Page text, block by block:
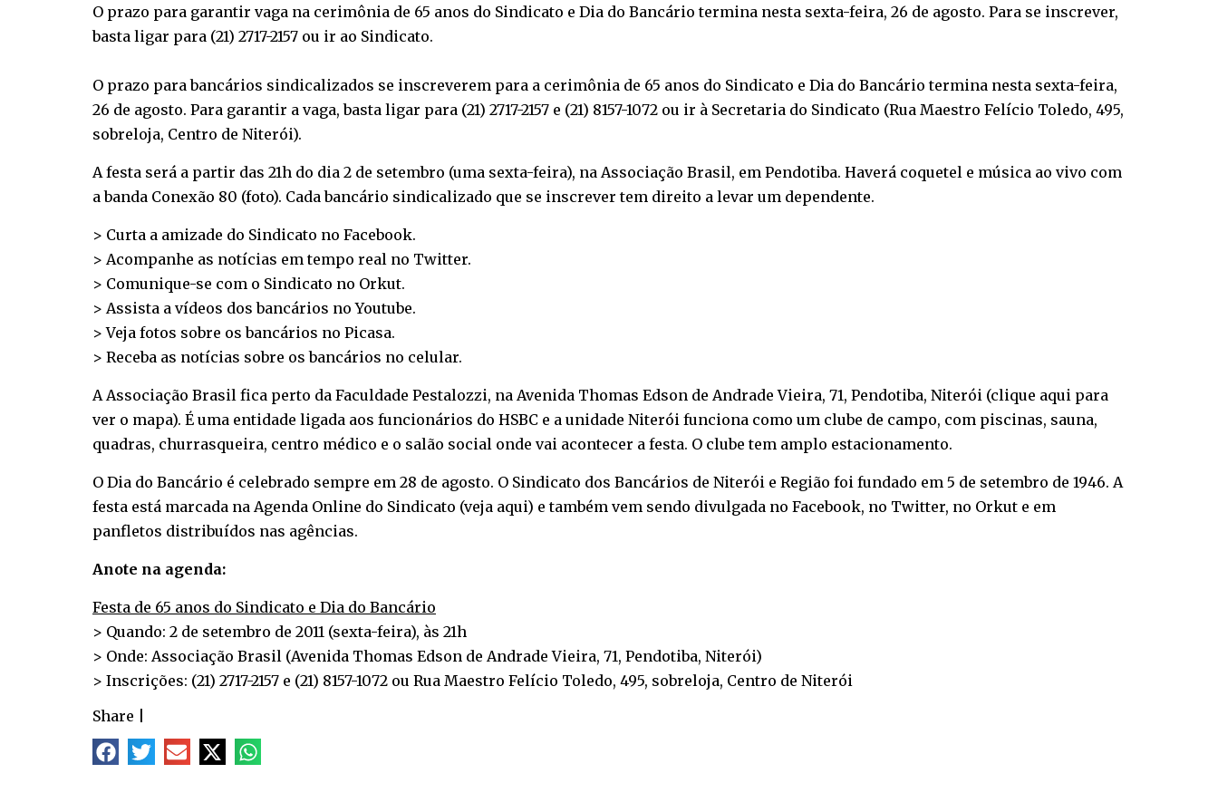
O prazo para garantir vaga na cerimônia de 65 anos do Sindicato e Dia do Bancário termina nesta sexta-feira, 26 de agosto. Para se inscrever,
basta ligar para (21) 2717-2157 ou ir ao Sindicato.
O prazo para bancários sindicalizados se inscreverem para a cerimônia de 65 anos do Sindicato e Dia do Bancário termina nesta sexta-feira,
26 de agosto. Para garantir a vaga, basta ligar para (21) 2717-2157 e (21) 8157-1072 ou ir à Secretaria do Sindicato (Rua Maestro Felício Toledo, 495,
sobreloja, Centro de Niterói).
A festa será a partir das 21h do dia 2 de setembro (uma sexta-feira), na Associação Brasil, em Pendotiba. Haverá coquetel e música ao vivo com
a banda Conexão 80 (foto). Cada bancário sindicalizado que se inscrever tem direito a levar um dependente.
> Curta a amizade do Sindicato no Facebook.
> Acompanhe as notícias em tempo real no Twitter.
> Comunique-se com o Sindicato no Orkut.
> Assista a vídeos dos bancários noYoutube.
> Veja fotos sobre os bancários no Picasa.
> Receba as notícias sobre os bancários no celular.
A Associação Brasil fica perto da Faculdade Pestalozzi, na Avenida Thomas Edson de Andrade Vieira, 71, Pendotiba, Niterói (clique aqui para
ver o mapa). É uma entidade ligada aos funcionários do HSBC e a unidade Niterói funciona como um clube de campo, com piscinas, sauna,
quadras, churrasqueira, centro médico e o salão social onde vai acontecer a festa. O clube tem amplo estacionamento.
O Dia do Bancário é celebrado sempre em 28 de agosto. O Sindicato dos Bancários de Niterói e Região foi fundado em 5 de setembro de 1946. A
festa está marcada na Agenda Online do Sindicato (veja aqui) e também vem sendo divulgada no Facebook, no Twitter, no Orkut e em
panfletos distribuídos nas agências.
Anote na agenda:
Festa de 65 anos do Sindicato e Dia do Bancário
> Quando: 2 de setembro de 2011 (sexta-feira), às 21h
> Onde: Associação Brasil (Avenida Thomas Edson de Andrade Vieira, 71, Pendotiba, Niterói)
> Inscrições: (21) 2717-2157 e (21) 8157-1072 ou Rua Maestro Felício Toledo, 495, sobreloja, Centro de Niterói
Share